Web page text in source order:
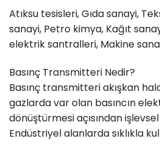
Atıksu tesisleri, Gıda sanayi,
sanayi, Petro kimya, Kağıt
elektrik santralleri, Makine
Basınç Transmitteri Nedir?
Basınç transmitteri akışkan
gazlarda var olan basıncın
dönüştürmesi açısından
Endüstriyel alanlarda sıklıkla